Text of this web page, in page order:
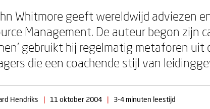
Whitmore geeft wereldwijd adviezen
Management. De auteur begon zijn
gebruikt hij regelmatig metaforen uit
die een coachende stijl van
Hendriks | 11 oktober 2004 | 3-4 minuten leestijd